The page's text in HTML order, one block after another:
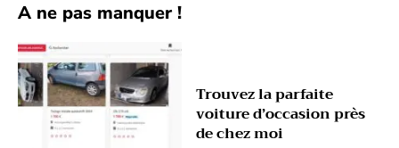
A ne pas manquer !
Trouvez la parfaite
voiture d’occasion près
de chez moi